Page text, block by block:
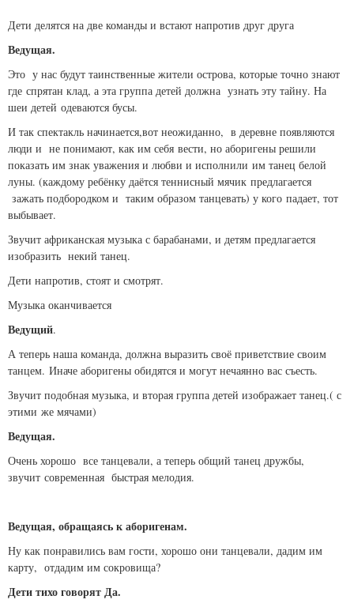
Дети делятся на две команды и встают напротив друг друга
Ведущая.
Это у нас будут таинственные жители острова, которые точно знают
где спрятан клад, а эта группа детей должна узнать эту тайну. На
шеи детей одеваются бусы.
И так спектакль начинается,вот неожиданно, в деревне появляются
люди и не понимают, как им себя вести, но аборигены решили
показать им знак уважения и любви и исполнили им танец белой
луны. (каждому ребёнку даётся теннисный мячик предлагается
зажать подбородком и таким образом танцевать) у кого падает, тот
выбывает.
Звучит африканская музыка с барабанами, и детям предлагается
изобразить некий танец.
Дети напротив, стоят и смотрят.
Музыка оканчивается
Ведущий.
А теперь наша команда, должна выразить своё приветствие своим
танцем. Иначе аборигены обидятся и могут нечаянно вас съесть.
Звучит подобная музыка, и вторая группа детей изображает танец.( с
этими же мячами)
Ведущая.
Очень хорошо все танцевали, а теперь общий танец дружбы,
звучит современная быстрая мелодия.
Ведущая, обращаясь к аборигенам.
Ну как понравились вам гости, хорошо они танцевали, дадим им
карту, отдадим им сокровища?
Дети тихо говорят Да.